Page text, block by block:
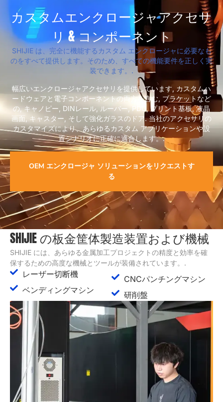
カスタムエンクロージャアクセサ
リ & コンポーネント
SHIJIE は、完全に機能するカスタム エンクロージャに必要なも
のをすべて提供します。そのため、すべての機能要件を正しく実
装できます。.
幅広いエンクロージャアクセサリを提供しています, カスタムハ
ードウェアと電子コンポーネントの両方を含む, ブラケットなど
の, キャノピー, DINレール, ルーバー, PDU, プリント基板, 液晶
画面, キャスター, そして強化ガラスのドア. 当社のアクセサリの
カスタマイズにより、あらゆるカスタム アプリケーションや設
置シナリオに正確に適合します。.
OEM エンクロージャ ソリューションをリクエストす
る
SHIJIE の板金筐体製造装置および機械
SHIJIE には、あらゆる金属加工プロジェクトの精度と効率を確
保するための高度な機械とツールが装備されています。.
レーザー切断機
ベンディングマシン
CNCパンチングマシン
研削盤